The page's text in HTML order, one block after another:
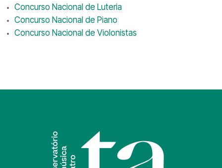
Concurso Nacional de Luteria
Concurso Nacional de Piano
Concurso Nacional de Violonistas